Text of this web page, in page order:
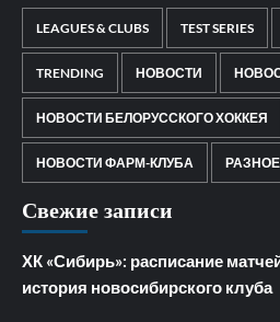
LEAGUES & CLUBS TEST SERIES
TRENDING НОВОСТИ
НОВОСТИ БЕЛОРУССКОГО ХОККЕЯ
НОВОСТИ ФАРМ-КЛУБА РАЗНОЕ
Свежие записи
ХК «Сибирь»: расписание
история новосибирского клуба